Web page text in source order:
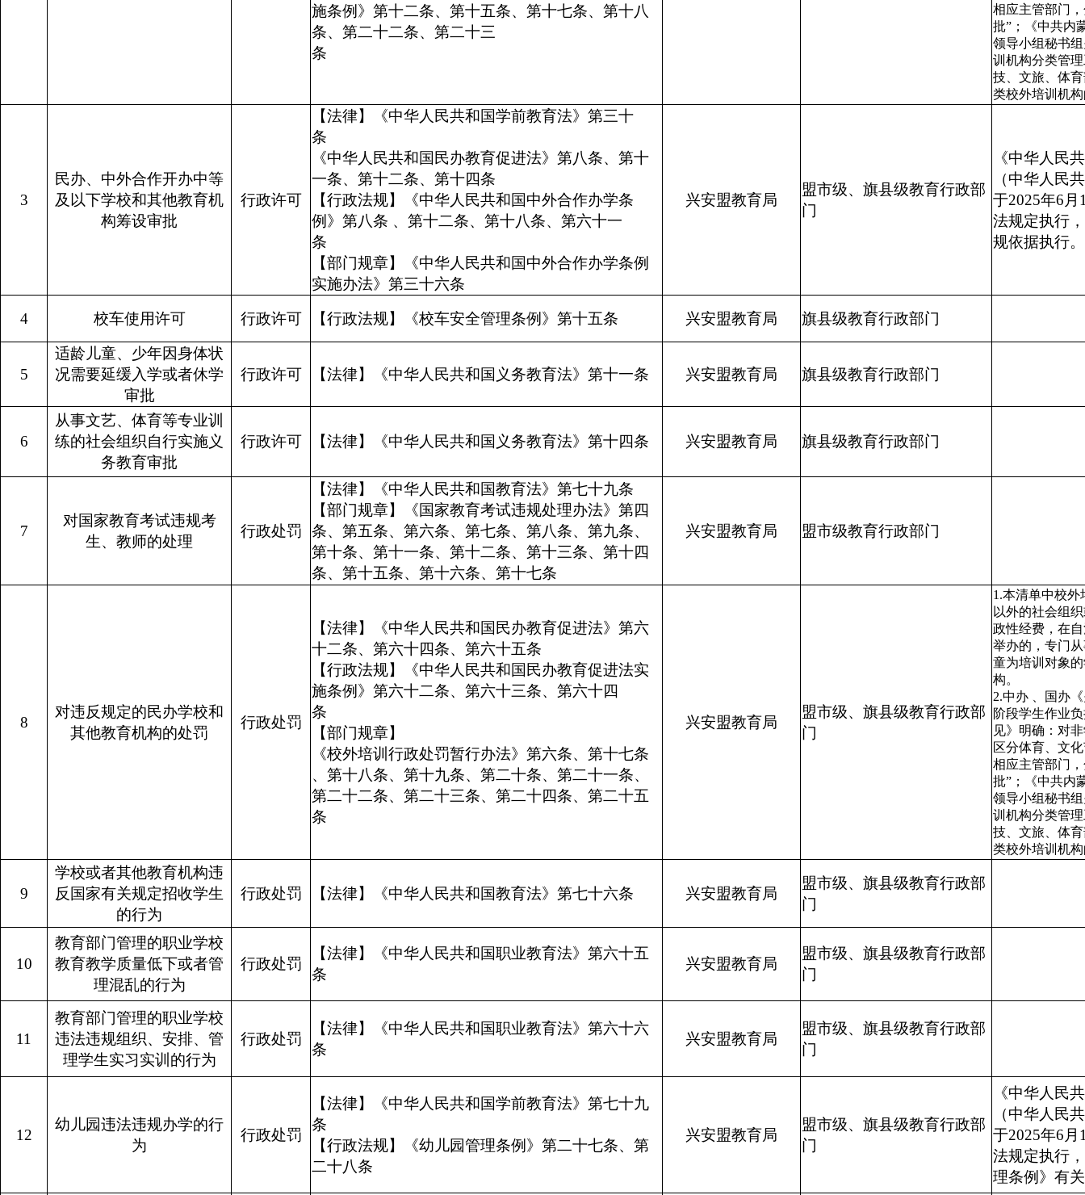
施条例》第十二条、第十五条、第十七条、第十八
条、第二十二条、第二十三
条
相应主管部门
批”；《中共内
领导小组秘书
训机构分类管
技、文旅、体
类校外培训机
3
民办、中外合作开办中等
及以下学校和其他教育机
构筹设审批
行政许可
【法律】《中华人民共和国学前教育法》第三十
条
《中华人民共和国民办教育促进法》第八条、第十
一条、第十二条、第十四条
【行政法规】《中华人民共和国中外合作办学条
例》第八条 、第十二条、第十八条、第六十一
条
【部门规章】《中华人民共和国中外合作办学条例
实施办法》第三十六条
兴安盟教育局
盟市级、旗县级教育行政部
门
《中华人民
（中华人民
于2025年6
法规定执行
规依据执行。
4 校车使用许可 行政许可 【行政法规】《校车安全管理条例》第十五条 兴安盟教育局 旗县级教育行政部门
5
适龄儿童、少年因身体状
况需要延缓入学或者休学
审批
行政许可 【法律】《中华人民共和国义务教育法》第十一条 兴安盟教育局 旗县级教育行政部门
6
从事文艺、体育等专业训
练的社会组织自行实施义
务教育审批
行政许可 【法律】《中华人民共和国义务教育法》第十四条 兴安盟教育局 旗县级教育行政部门
7
对国家教育考试违规考
生、教师的处理
行政处罚
【法律】《中华人民共和国教育法》第七十九条
【部门规章】《国家教育考试违规处理办法》第四
条、第五条、第六条、第七条、第八条、第九条、
第十条、第十一条、第十二条、第十三条、第十四
条、第十五条、第十六条、第十七条
兴安盟教育局 盟市级教育行政部门
8
对违反规定的民办学校和
其他教育机构的处罚
行政处罚
【法律】《中华人民共和国民办教育促进法》第六
十二条、第六十四条、第六十五条
【行政法规】《中华人民共和国民办教育促进法实
施条例》第六十二条、第六十三条、第六十四
条
【部门规章】
《校外培训行政处罚暂行办法》第六条、第十七条
、第十八条、第十九条、第二十条、第二十一条、
第二十二条、第二十三条、第二十四条、第二十五
条
兴安盟教育局
盟市级、旗县级教育行政部
门
1.本清单中校
以外的社会组
政性经费，在
举办的，专门
童为培训对象
构。
2.中办 、国办
阶段学生作业
见》明确：对
区分体育、文
相应主管部门
批”；《中共内
领导小组秘书
训机构分类管
技、文旅、体
类校外培训机
9
学校或者其他教育机构违
反国家有关规定招收学生
的行为
行政处罚 【法律】《中华人民共和国教育法》第七十六条 兴安盟教育局
盟市级、旗县级教育行政部
门
10
教育部门管理的职业学校
教育教学质量低下或者管
理混乱的行为
行政处罚
【法律】《中华人民共和国职业教育法》第六十五
条
兴安盟教育局
盟市级、旗县级教育行政部
门
11
教育部门管理的职业学校
违法违规组织、安排、管
理学生实习实训的行为
行政处罚
【法律】《中华人民共和国职业教育法》第六十六
条
兴安盟教育局
盟市级、旗县级教育行政部
门
12
幼儿园违法违规办学的行
为
行政处罚
【法律】《中华人民共和国学前教育法》第七十九
条
【行政法规】《幼儿园管理条例》第二十七条、第
二十八条
兴安盟教育局
盟市级、旗县级教育行政部
门
《中华人民
（中华人民
于2025年6
法规定执行
理条例》有